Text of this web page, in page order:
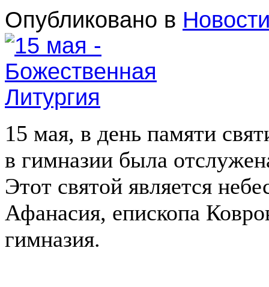
Опубликовано в
15 мая, в день памяти
в гимназии была
Этот святой является
Афанасия, епископа
гимназия.